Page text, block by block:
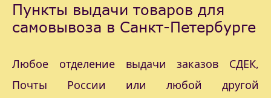
Пункты выдачи товаров для
самовывоза в Санкт-Петербурге
Любое отделение выдачи заказов СДЕК,
Почты России или любой другой